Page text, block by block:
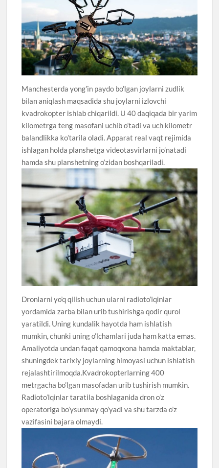
Manchesterda yong’in paydo bo’lgan joylarni zudlik
bilan aniqlash maqsadida shu joylarni izlovchi
kvadrokopter ishlab chiqarildi. U 40 daqiqada bir yarim
kilometrga teng masofani uchib o’tadi va uch kilometr
balandlikka ko’tarila oladi. Apparat real vaqt rejimida
ishlagan holda planshetga videotasvirlarni jo’natadi
hamda shu planshetning o’zidan boshqariladi.
Dronlarni yo’q qilish uchun ularni radioto’lqinlar
yordamida zarba bilan urib tushirishga qodir qurol
yaratildi. Uning kundalik hayotda ham ishlatish
mumkin, chunki uning o’lchamlari juda ham katta emas.
Amaliyotda undan faqat qamoqxona hamda maktablar,
shuningdek tarixiy joylarning himoyasi uchun ishlatish
rejalashtirilmoqda.Kvadrokopterlarning 400
metrgacha bo’lgan masofadan urib tushirish mumkin.
Radioto’lqinlar taratila boshlaganida dron o’z
operatoriga bo’ysunmay qo’yadi va shu tarzda o’z
vazifasini bajara olmaydi.